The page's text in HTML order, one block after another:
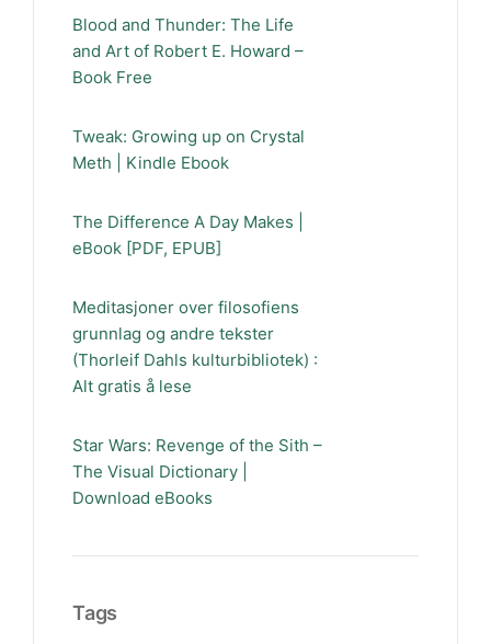
Blood and Thunder: The Life
and Art of Robert E. Howard –
Book Free
Tweak: Growing up on Crystal
Meth | Kindle Ebook
The Difference A Day Makes |
eBook [PDF, EPUB]
Meditasjoner over filosofiens
grunnlag og andre tekster
(Thorleif Dahls kulturbibliotek) :
Alt gratis å lese
Star Wars: Revenge of the Sith –
The Visual Dictionary |
Download eBooks
Tags